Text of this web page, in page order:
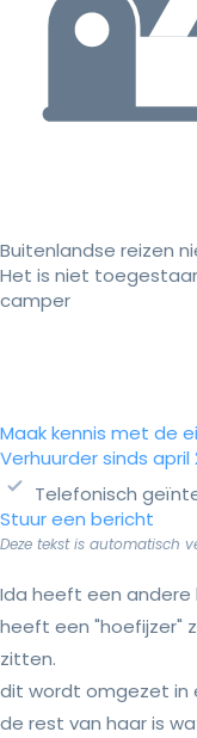
Buitenlandse reizen
Het is niet
camper
Maak kennis met de
Verhuurder sinds april
Telefonisch
Stuur een bericht
Deze tekst is automatisch
Ida heeft een
heeft een "hoefijzer"
zitten.
dit wordt omgezet in
de rest van haar is